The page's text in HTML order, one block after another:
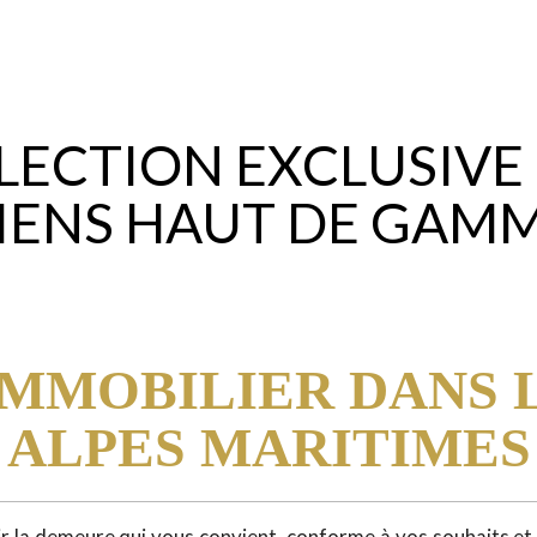
EXCLUSIVE
HAUT DE
DANS
ALPES MARITIMES